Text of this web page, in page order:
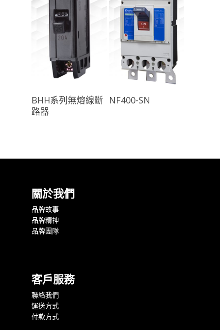
查看內容
BHH系列無熔線斷
路器
NF400-SN
關於我們
品牌故事
品牌精神
品牌團隊
客戶服務
聯絡我們
運送方式
付款方式